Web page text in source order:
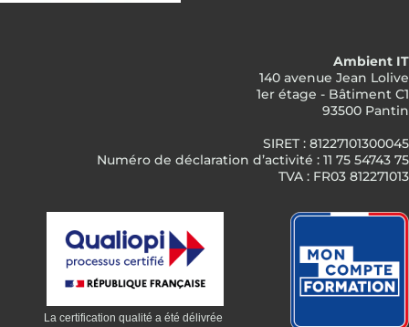
Ambient IT
140 avenue Jean Lolive
1er étage - Bâtiment C1
93500 Pantin
SIRET : 81227101300045
Numéro de déclaration d’activité : 11 75 54743 75
TVA : FR03 812271013
La certification qualité a été délivrée